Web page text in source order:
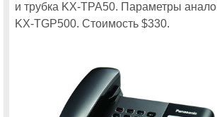
и трубка KX-TPA50. Параметры
KX-TGP500. Стоимость $330.